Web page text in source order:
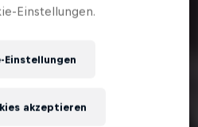
Einstellungen.
Einstellungen
akzeptieren